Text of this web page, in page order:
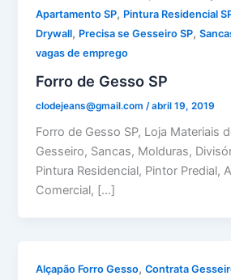
Apartamento SP, Pintura Residencial
Drywall, Precisa se Gesseiro SP,
vagas de emprego
Forro de Gesso SP
clodejeans@gmail.com /abril 19, 2019
Forro de Gesso SP, Loja Materiais
Gesseiro, Sancas, Molduras,
Pintura Residencial, Pintor Predial,
Comercial, […]
Alçapão Forro Gesso,Contrata